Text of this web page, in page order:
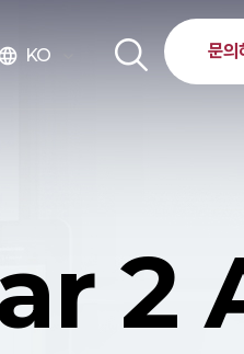
KO 문의
2